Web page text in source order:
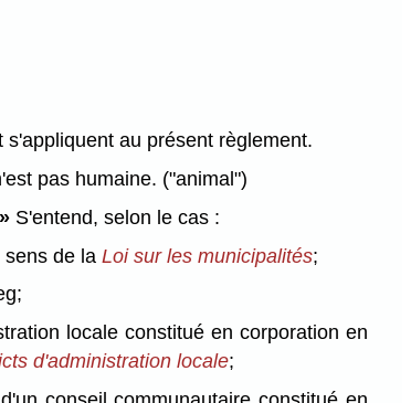
au présent règlement.
pas humaine. ("animal")
S'entend, selon le cas :
sens de la Loi sur les municipalités;
locale constitué en corporation en
d'administration locale;